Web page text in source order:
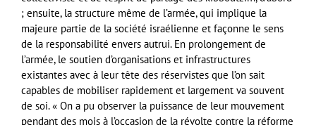
; ensuite, la structure même de l’armée, qui implique la
majeure partie de la société israélienne et façonne le sens
de la responsabilité envers autrui. En prolongement de
l’armée, le soutien d’organisations et infrastructures
existantes avec à leur tête des réservistes que l’on sait
capables de mobiliser rapidement et largement va souvent
de soi. « On a pu observer la puissance de leur mouvement
pendant des mois à l’occasion de la révolte contre la réforme